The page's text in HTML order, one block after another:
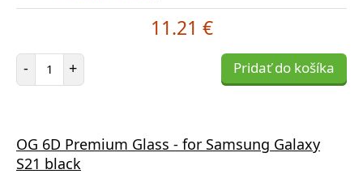
11.21 €
- Počet položiek
+ Pridať do košíka
OG 6D Premium Glass - for Samsung Galaxy
S21 black